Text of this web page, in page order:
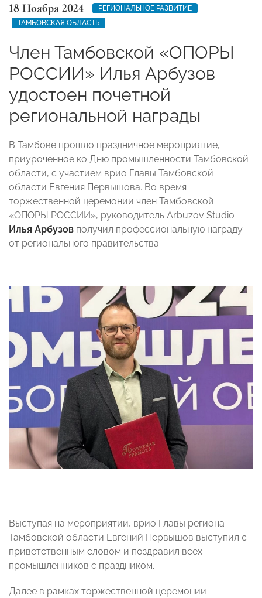
18 Ноября 2024
РЕГИОНАЛЬНОЕ РАЗВИТИЕ
ТАМБОВСКАЯ ОБЛАСТЬ
Член Тамбовской «ОПОРЫ
РОССИИ» Илья Арбузов
удостоен почетной
региональной награды
В Тамбове прошло праздничное мероприятие,
приуроченное ко Дню промышленности Тамбовской
области, с участием врио Главы Тамбовской
области Евгения Первышова. Во время
торжественной церемонии член Тамбовской
«ОПОРЫ РОССИИ», руководитель Arbuzov Studio
Илья Арбузов получил профессиональную награду
от регионального правительства.
Выступая на мероприятии, врио Главы региона
Тамбовской области Евгений Первышов выступил с
приветственным словом и поздравил всех
промышленников с праздником.
Далее в рамках торжественной церемонии